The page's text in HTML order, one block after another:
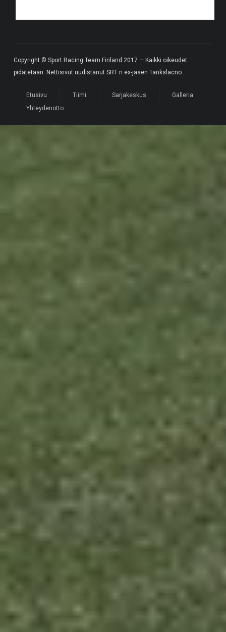
Copyright © Sport Racing Team Finland 2017 — Kaikki oikeudet
pidätetään. Nettisivut uudistanut SRT:n ex-jäsen Tankslacno.
Etusivu Tiimi Sarjakeskus
Galleria
Yhteydenotto